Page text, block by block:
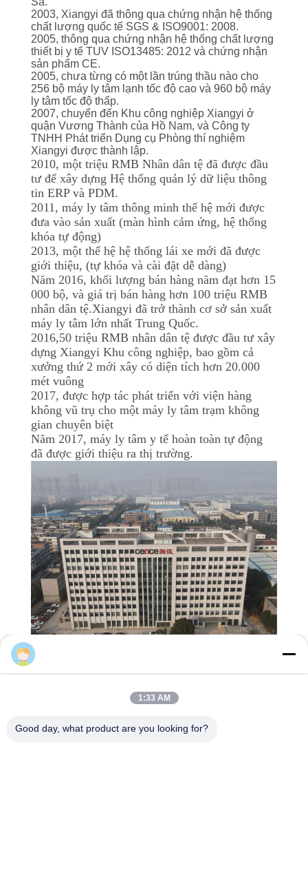
VỚI
CHÚNG
TÔI
TIN
TỨC
CÁC
TRANG
WEB
PRIVACY
POLICY
2003, Xiangyi đã thông qua chứng nhận hệ thống
chất lượng quốc tế SGS & ISO9001: 2008.
2005, thông qua chứng nhận hệ thống chất lượng
thiết bị y tế TUV ISO13485: 2012 và chứng nhận
sản phẩm CE.
2005, chưa từng có một lần trúng thầu nào cho
256 bộ máy ly tâm lạnh tốc độ cao và 960 bộ máy
ly tâm tốc độ thấp.
2007, chuyển đến Khu công nghiệp Xiangyi ở
quận Vương Thành của Hồ Nam, và Công ty
TNHH Phát triển Dụng cụ Phòng thí nghiệm
Xiangyi được thành lập.
2010, một triệu RMB Nhân dân tệ đã được đầu
tư để xây dựng Hệ thống quản lý dữ liệu thông
tin ERP và PDM.
2011, máy ly tâm thông minh thế hệ mới được
đưa vào sản xuất (màn hình cảm ứng, hệ thống
khóa tự động)
2013, một thế hệ hệ thống lái xe mới đã được
giới thiệu, (tự khóa và cài đặt dễ dàng)
Năm 2016, khối lượng bán hàng năm đạt hơn 15
000 bộ, và giá trị bán hàng hơn 100 triệu RMB
nhân dân tệ.Xiangyi đã trở thành cơ sở sản xuất
máy ly tâm lớn nhất Trung Quốc.
2016,50 triệu RMB nhân dân tệđược đầu tư xây
dựng XiangyiKhu công nghiệp, bao gồm cả
xưởng thứ 2 mới xây có diện tích hơn 20.000
mét vuông
2017, được hợp tác phát triển với viện hàng
không vũ trụ cho một máy ly tâm trạm không
gian chuyên biệt
Năm 2017, máy ly tâm y tế hoàn toàn tự động
đã được giới thiệu ra thị trường.
1:33 AM
Good day, what product are you looking for?